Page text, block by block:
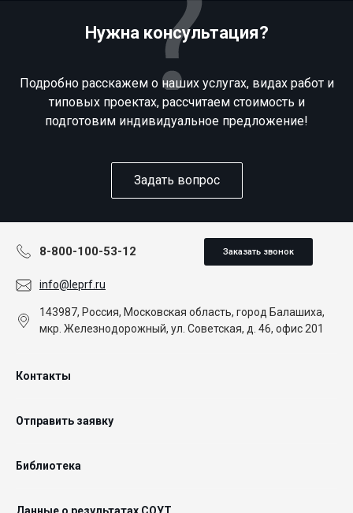
Нужна консультация?
Подробно расскажем о наших услугах, видах работ и
типовых проектах, рассчитаем стоимость и
подготовим индивидуальное предложение!
Задать вопрос
8-800-100-53-12 Заказать звонок
info@leprf.ru
143987, Россия, Московская область, город Балашиха,
мкр. Железнодорожный, ул. Советская, д. 46, офис 201
Контакты
Отправить заявку
Библиотека